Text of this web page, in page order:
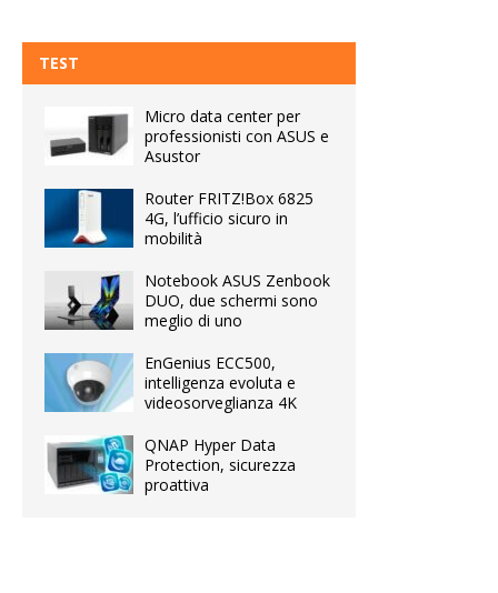
TEST
Micro data center per
professionisti con ASUS e
Asustor
Router FRITZ!Box 6825
4G, l’ufficio sicuro in
mobilità
Notebook ASUS Zenbook
DUO, due schermi sono
meglio di uno
EnGenius ECC500,
intelligenza evoluta e
videosorveglianza 4K
QNAP Hyper Data
Protection, sicurezza
proattiva